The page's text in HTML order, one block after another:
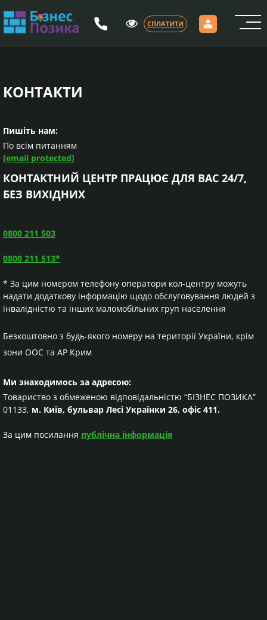
СПЛАТИТИ
Кредит на 4 місяці з оплатою раз в два тижні
Архів
КОНТАКТИ
Пишіть нам:
По всім питанням
[email protected]
КОНТАКТНИЙ ЦЕНТР ПРАЦЮЄ ДЛЯ ВАС 24/7,
БЕЗ ВИХІДНИХ
0800 211 503
0800 211 513*
* За цим номером телефону оператори кол-центру можуть
надати додаткову інформацію щодо обслуговування людей з
інвалідністю та інших маломобільних груп населення
Безкоштовно з будь-якого номеру на території України, крім
зони ООС та АР Крим
Ми знаходимось за адресою:
Товариство з обмеженою відповідальністю “БІЗНЕС ПОЗИКА”
01133, м. Київ, бульвар Лесі Українки 26, офіс 411.
За цим посилання публічна інформація